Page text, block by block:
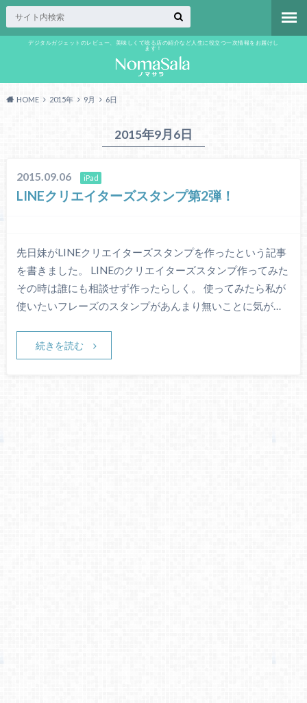
デジタルガジェットのレビュー、美味しくて唸る店の紹介など人生に役立つ一次情報をお届けし
ます！
HOME 2015年 9月 6日
2015年9月6日
2015.09.06 iPad
LINEクリエイターズスタンプ第2弾！
先日妹がLINEクリエイターズスタンプを作ったという記事
を書きました。 LINEのクリエイターズスタンプ作ってみた
その時は誰にも相談せず作ったらしく。 使ってみたら私が
使いたいフレーズのスタンプがあんまり無いことに気が…
続きを読む